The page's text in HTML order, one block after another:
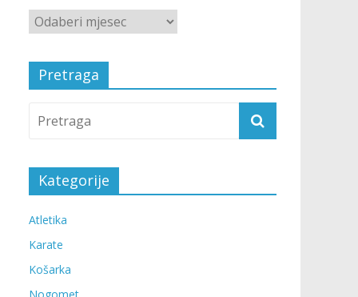
Pretraga
Kategorije
Atletika
Karate
Košarka